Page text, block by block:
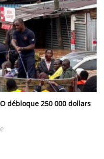
débloque 250 000 dollars